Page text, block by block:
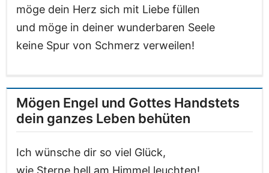
möge dein Herz sich mit Liebe füllen
und möge in deiner wunderbaren Seele
keine Spur von Schmerz verweilen!
Mögen Engel und Gottes Handstets
dein ganzes Leben behüten
Ich wünsche dir so viel Glück,
wie Sterne hell am Himmel leuchten!